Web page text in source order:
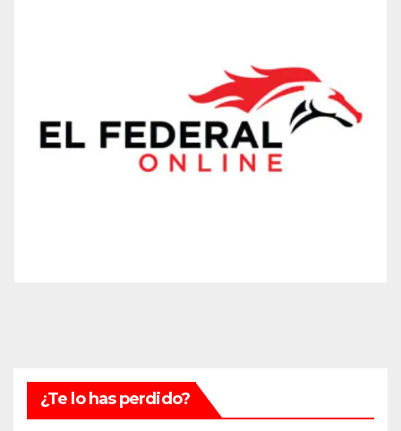
¿Te lo has perdido?